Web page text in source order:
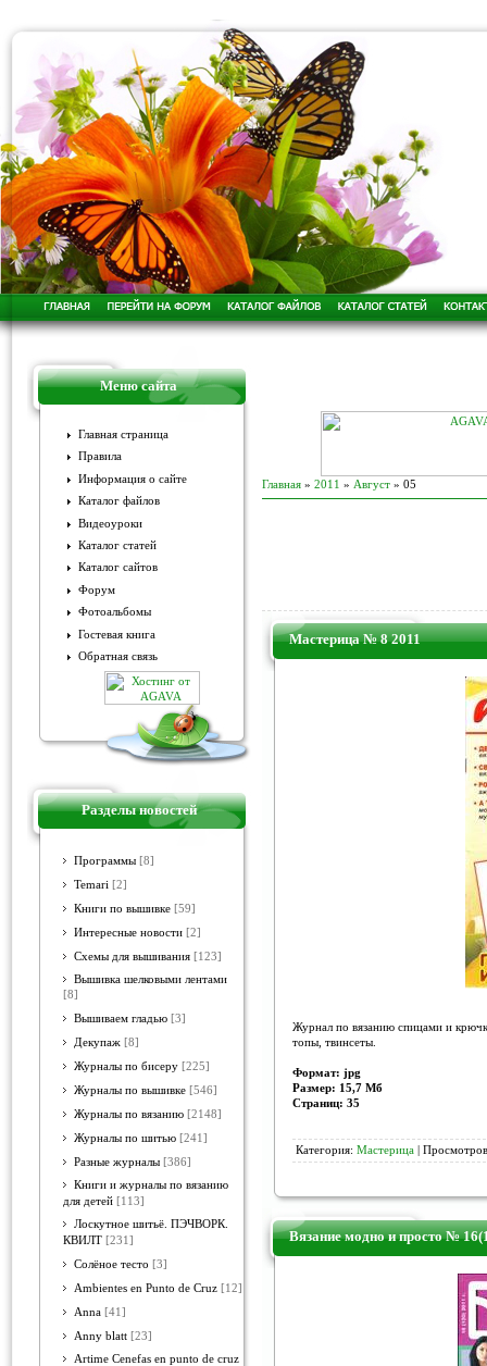
Меню сайта
Главная страница
Правила
Информация о сайте
Каталог файлов
Видеоуроки
Каталог статей
Каталог сайтов
Форум
Фотоальбомы
Гостевая книга
Обратная связь
Разделы новостей
Программы [8]
Temari [2]
Книги по вышивке [59]
Интересные новости [2]
Схемы для вышивания [123]
Вышивка шелковыми лентами
[8]
Вышиваем гладью [3]
Декупаж [8]
Журналы по бисеру [225]
Журналы по вышивке [546]
Журналы по вязанию [2148]
Журналы по шитью [241]
Разные журналы [386]
Книги и журналы по вязанию
для детей [113]
Лоскутное шитьё. ПЭЧВОРК.
КВИЛТ [231]
Солёное тесто [3]
Ambientes en Punto de Cruz [12]
Anna [41]
Anny blatt [23]
Artime Cenefas en punto de cruz
Главная » 2011 » Август » 05
Мастерица № 8 2011
Журнал по вязанию спицами и
топы, твинсеты.
Формат: jpg
Размер: 15,7 Мб
Страниц: 35
Категория: Мастерица |
Вязание модно и просто №